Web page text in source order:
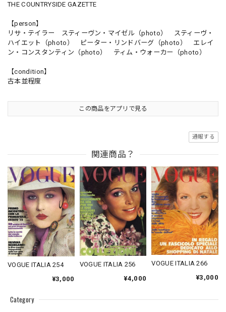
Category
THE COUNTRYSIDE GAZETTE
【person】
リサ・テイラー スティーヴン・マイゼル（photo） スティーヴ・
ハイエット（photo） ピーター・リンドバーグ（photo） エレイ
ン・コンスタンティン（photo） ティム・ウォーカー（photo）
【condition】
古本並程度
この商品をアプリで見る
通報する
関連商品？
VOGUE ITALIA 254
¥3,000
VOGUE ITALIA 256
¥4,000
VOGUE ITALIA 266
¥3,000